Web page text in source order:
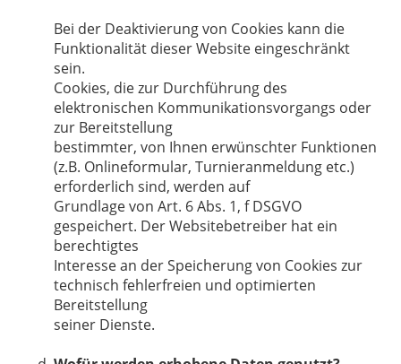
Bei der Deaktivierung von Cookies kann die
Funktionalität dieser Website eingeschränkt
sein.
Cookies, die zur Durchführung des
elektronischen Kommunikationsvorgangs oder
zur Bereitstellung
bestimmter, von Ihnen erwünschter Funktionen
(z.B. Onlineformular, Turnieranmeldung etc.)
erforderlich sind, werden auf
Grundlage von Art. 6 Abs. 1, f DSGVO
gespeichert. Der Websitebetreiber hat ein
berechtigtes
Interesse an der Speicherung von Cookies zur
technisch fehlerfreien und optimierten
Bereitstellung
seiner Dienste.